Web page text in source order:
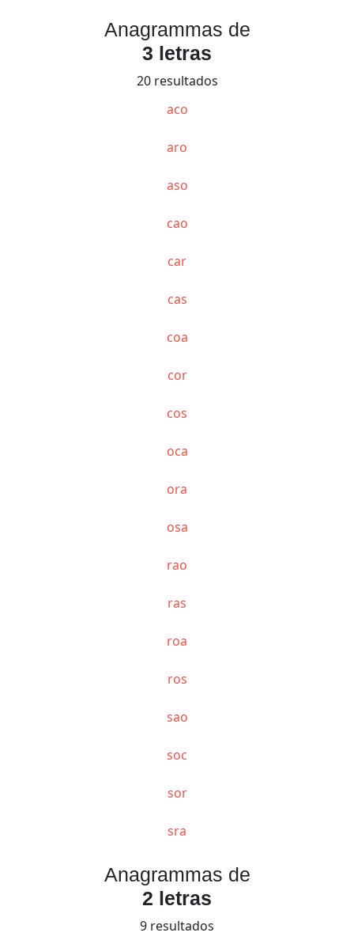
Anagrammas de
3 letras
20 resultados
aco
aro
aso
cao
car
cas
coa
cor
cos
oca
ora
osa
rao
ras
roa
ros
sao
soc
sor
sra
Anagrammas de
2 letras
9 resultados